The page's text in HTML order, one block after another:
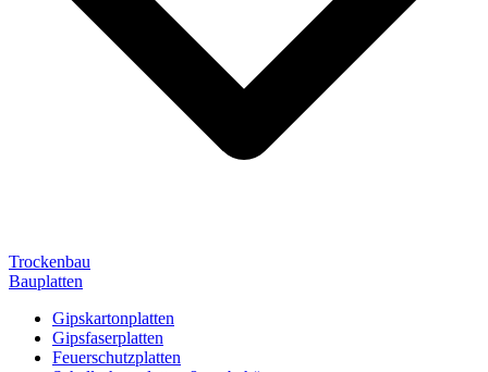
Trockenbau
Bauplatten
Gipskartonplatten
Gipsfaserplatten
Feuerschutzplatten